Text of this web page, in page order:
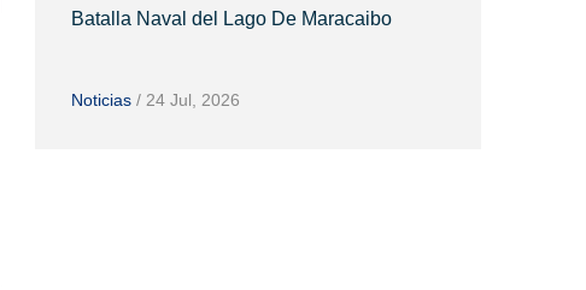
Batalla Naval del Lago De Maracaibo
Noticias / 24 Jul, 2026